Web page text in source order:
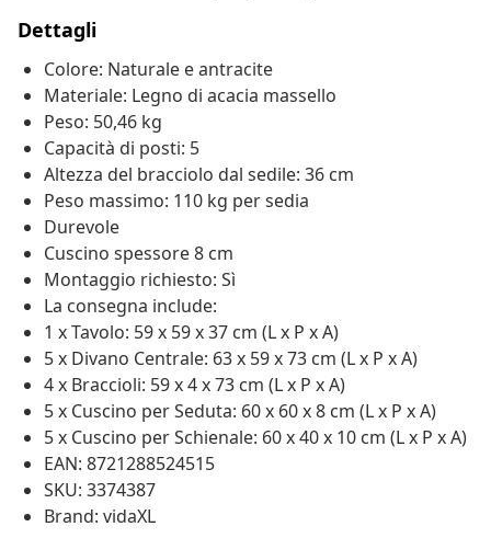
Dettagli
Colore: Naturale e antracite
Materiale: Legno di acacia massello
Peso: 50,46 kg
Capacità di posti: 5
Altezza del bracciolo dal sedile: 36 cm
Peso massimo: 110 kg per sedia
Durevole
Cuscino spessore 8 cm
Montaggio richiesto: Sì
La consegna include:
1 x Tavolo: 59 x 59 x 37 cm (L x P x A)
5 x Divano Centrale: 63 x 59 x 73 cm (L x P x A)
4 x Braccioli: 59 x 4 x 73 cm (L x P x A)
5 x Cuscino per Seduta: 60 x 60 x 8 cm (L x P x A)
5 x Cuscino per Schienale: 60 x 40 x 10 cm (L x P x A)
EAN: 8721288524515
SKU: 3374387
Brand: vidaXL